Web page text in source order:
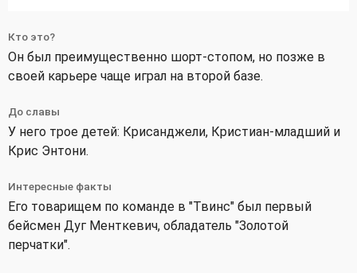
Кто это?
Он был преимущественно шорт-стопом, но позже в
своей карьере чаще играл на второй базе.
До славы
У него трое детей: Крисанджели, Кристиан-младший и
Крис Энтони.
Интересные факты
Его товарищем по команде в "Твинс" был первый
бейсмен Дуг Менткевич, обладатель "Золотой
перчатки".